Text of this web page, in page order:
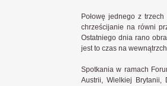
Połowę jednego z
chrześcijanie na równi
Ostatniego dnia rano
jest to czas na
Spotkania w ramach
Austrii, Wielkiej